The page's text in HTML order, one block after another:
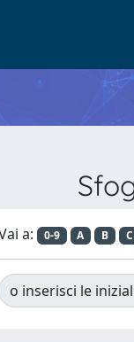
a: 0-9 A B C
o inserisci le